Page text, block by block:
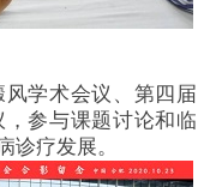
学术会议、第四届
参与课题讨论和临
诊疗发展。